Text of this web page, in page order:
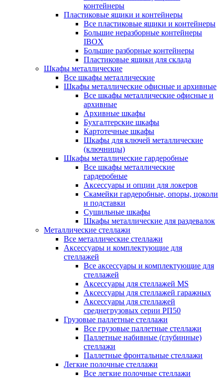
контейнеры
Пластиковые ящики и контейнеры
Все пластиковые ящики и контейнеры
Большие неразборные контейнеры
IBOX
Большие разборные контейнеры
Пластиковые ящики для склада
Шкафы металлические
Все шкафы металлические
Шкафы металлические офисные и архивные
Все шкафы металлические офисные и
архивные
Архивные шкафы
Бухгалтерские шкафы
Картотечные шкафы
Шкафы для ключей металлические
(ключницы)
Шкафы металлические гардеробные
Все шкафы металлические
гардеробные
Аксессуары и опции для локеров
Скамейки гардеробные, опоры, цоколи
и подставки
Сушильные шкафы
Шкафы металлические для раздевалок
Металлические стеллажи
Все металлические стеллажи
Аксессуары и комплектующие для
стеллажей
Все аксессуары и комплектующие для
стеллажей
Аксессуары для стеллажей MS
Аксессуары для стеллажей гаражных
Аксессуары для стеллажей
среднегрузовых серии РП50
Грузовые паллетные стеллажи
Все грузовые паллетные стеллажи
Паллетные набивные (глубинные)
стеллажи
Паллетные фронтальные стеллажи
Легкие полочные стеллажи
Все легкие полочные стеллажи